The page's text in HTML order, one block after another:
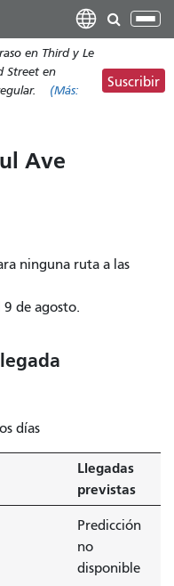
en Third y Le
Street en
(Más:
Suscribir
Ave
ninguna ruta a las
9 de agosto.
días
Llegadas
previstas
Predicción
no
disponible